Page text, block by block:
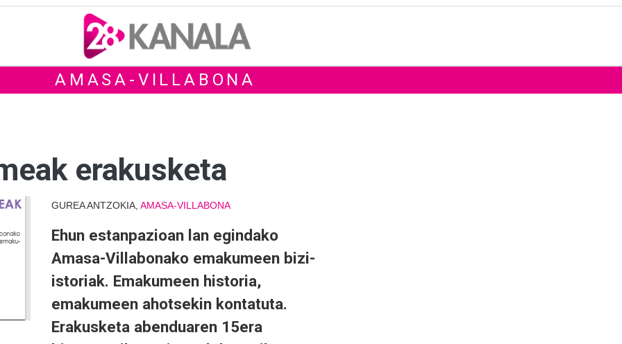
AMASA-VILLABONA
erakusketa
GUREA ANTZOKIA, AMASA-VILLABONA
Ehun estanpazioan lan egindako
Amasa-Villabonako emakumeen bizi-
istoriak. Emakumeen historia,
emakumeen ahotsekin kontatuta.
Erakusketa abenduaren 15era